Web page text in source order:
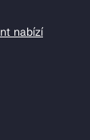
nabízí